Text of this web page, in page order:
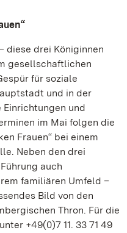
diese drei Königinnen
gesellschaftlichen
für soziale
und in der
und
im Mai folgen die
Frauen“ bei einem
Neben den drei
auch
familiären Umfeld –
Bild von den
Thron. Für die
+49(0)7 11. 33 71 49